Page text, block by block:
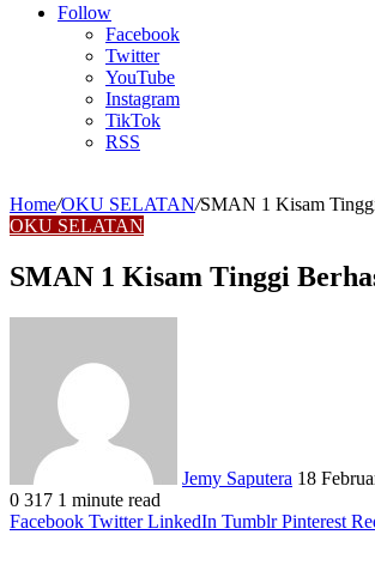
Article
Follow
Facebook
Twitter
YouTube
Instagram
TikTok
RSS
Home/OKU SELATAN/SMAN 1 Kisam
OKU SELATAN
SMAN 1 Kisam Tinggi
Jemy Saputera 18
0 317 1 minute read
Facebook Twitter LinkedIn Tumblr Pinterest